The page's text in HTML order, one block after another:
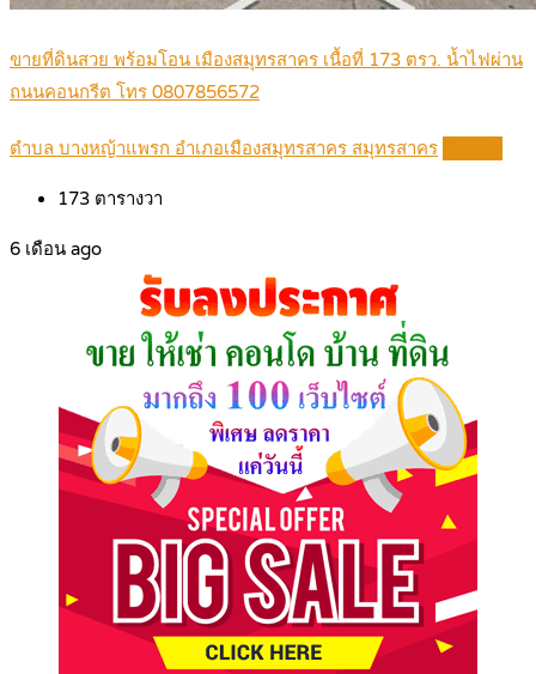
ขายที่ดินสวย พร้อมโอน เมืองสมุทรสาคร เนื้อที่ 173 ตรว. น้ำไฟผ่าน
ถนนคอนกรีต โทร 0807856572
ตำบล บางหญ้าแพรก อำเภอเมืองสมุทรสาคร สมุทรสาคร
173 ตารางวา
6 เดือน ago